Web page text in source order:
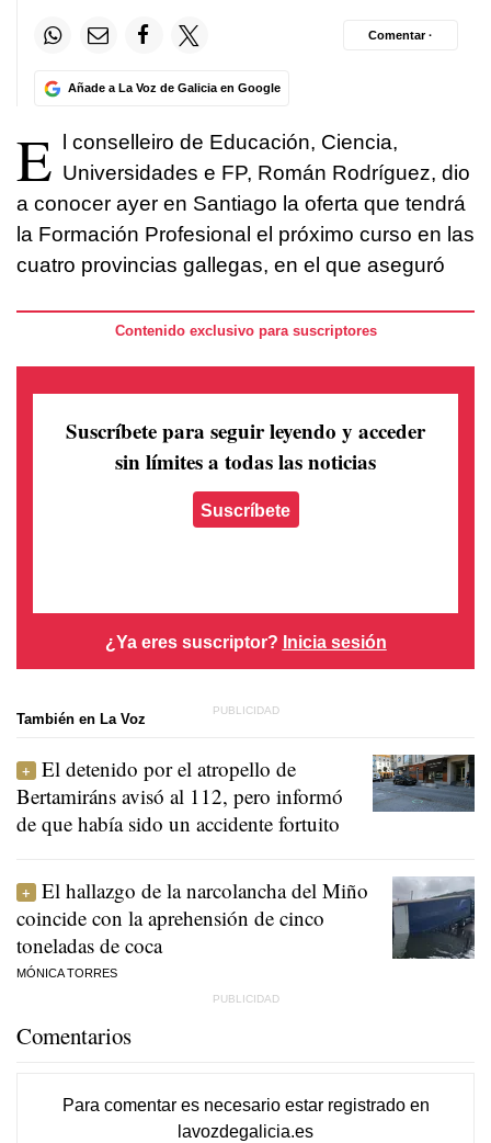
Añade a La Voz de Galicia en Google
Comentar ·
E
l conselleiro de Educación, Ciencia,
Universidades e FP, Román Rodríguez, dio
a conocer ayer en Santiago la oferta que tendrá
la Formación Profesional el próximo curso en las
cuatro provincias gallegas, en el que aseguró
Contenido exclusivo para suscriptores
Suscríbete para seguir leyendo y acceder
sin límites a todas las noticias
Suscríbete
¿Ya eres suscriptor? Inicia sesión
También en La Voz
El detenido por el atropello de
Bertamiráns avisó al 112, pero informó
de que había sido un accidente fortuito
El hallazgo de la narcolancha del Miño
coincide con la aprehensión de cinco
toneladas de coca
MÓNICA TORRES
Comentarios
Para comentar es necesario estar registradoen
lavozdegalicia.es